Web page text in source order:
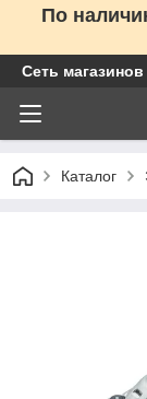
По
Сеть
Каталог